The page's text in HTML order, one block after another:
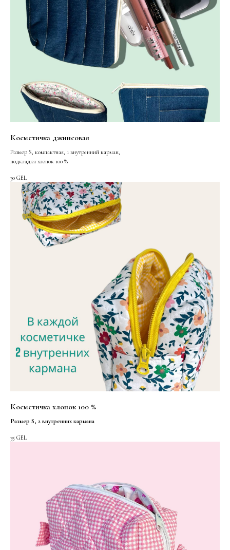
Косметичка джинсовая
Размер S, компактная, 1 внутренний карман,
подкладка хлопок 100 %
30 GEL
Косметичка хлопок 100 %
Размер S, 2 внутренних кармана
35 GEL